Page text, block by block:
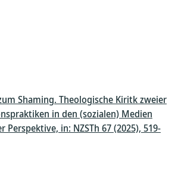
Shaming. Theologische Kiritk zweier
in den (sozialen) Medien
Perspektive, in: NZSTh 67 (2025), 519-